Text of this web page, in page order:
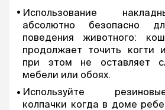
Использование
абсолютно безопасно
поведения животного:
продолжает точить когти
при этом не оставляет
мебели или обоях.
Используйте
колпачки когда в доме